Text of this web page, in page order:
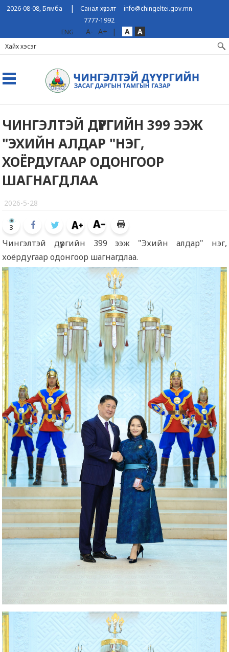
2026-08-08, Бямба | Санал хүсэлт
info@chingeltei.gov.mn
7777-1992
ENG
A- A+ | A A
ЧИНГЭЛТЭЙ ДҮҮРГИЙН 399 ЭЭЖ
"ЭХИЙН АЛДАР "НЭГ,
ХОЁРДУГААР ОДОНГООР
ШАГНАГДЛАА
2026-5-28
3
Чингэлтэй дүүргийн 399 ээж "Эхийн алдар" нэг,
хоёрдугаар одонгоор шагнагдлаа.